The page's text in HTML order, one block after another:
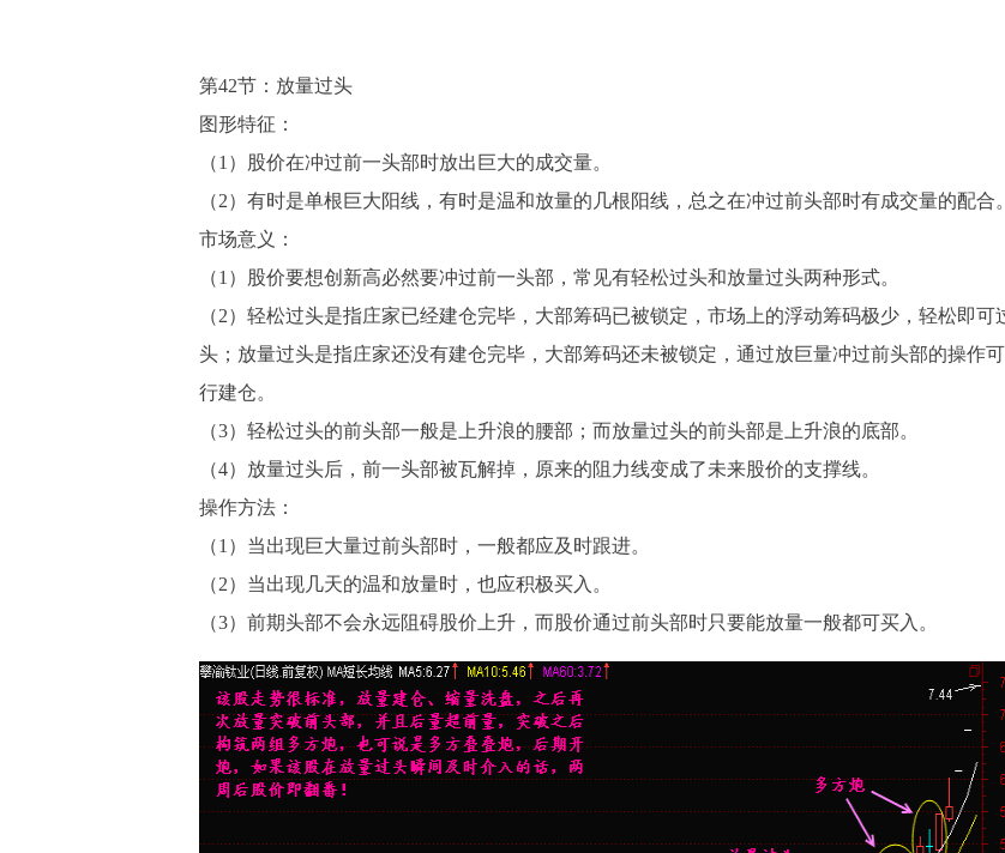
第42节：放量过头
图形特征：
（1）股价在冲过前一头部时放出巨大的成交量。
（2）有时是单根巨大阳线，有时是温和放量的几根阳线，总之在冲过前头部时有成交量的配合。
市场意义：
（1）股价要想创新高必然要冲过前一头部，常见有轻松过头和放量过头两种形式。
（2）轻松过头是指庄家已经建仓完毕，大部筹码已被锁定，市场上的浮动筹码极少，轻松即可
头；放量过头是指庄家还没有建仓完毕，大部筹码还未被锁定，通过放巨量冲过前头部的操作
行建仓。
（3）轻松过头的前头部一般是上升浪的腰部；而放量过头的前头部是上升浪的底部。
（4）放量过头后，前一头部被瓦解掉，原来的阻力线变成了未来股价的支撑线。
操作方法：
（1）当出现巨大量过前头部时，一般都应及时跟进。
（2）当出现几天的温和放量时，也应积极买入。
（3）前期头部不会永远阻碍股价上升，而股价通过前头部时只要能放量一般都可买入。